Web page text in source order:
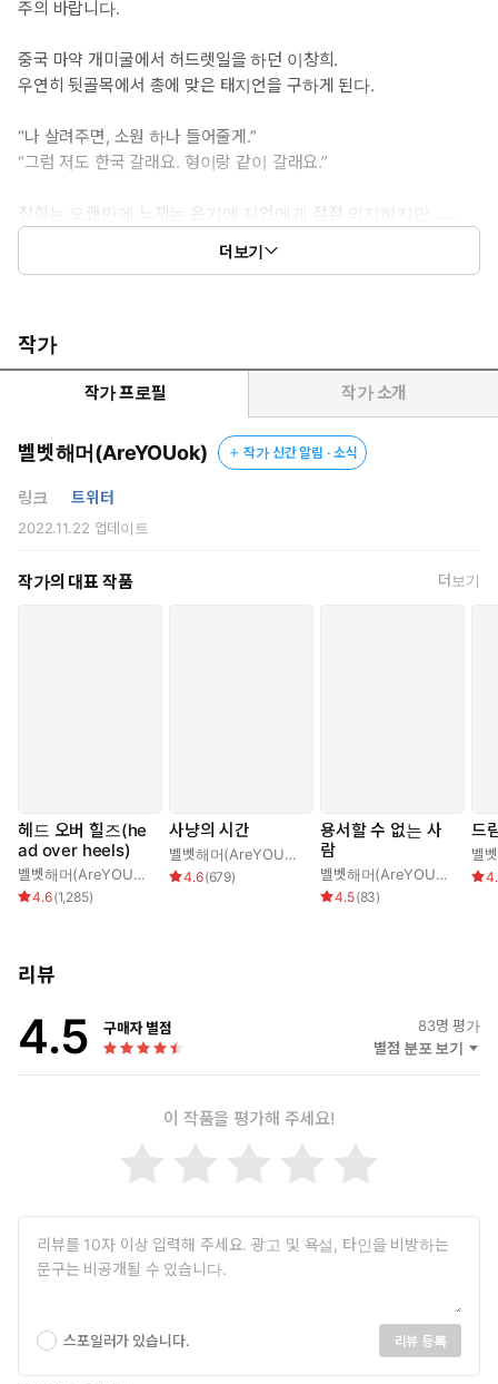
주의 바랍니다.
중국 마약 개미굴에서 허드렛일을 하던 이창희.
우연히 뒷골목에서 총에 맞은 태지언을 구하게 된다.
“나 살려주면, 소원 하나 들어줄게.”
“그럼 저도 한국 갈래요. 형이랑 같이 갈래요.”
창희는 오랜만에 느끼는 온기에 지언에게 점점 의지하지만…….
지언은 그런 창희를 버린 채 떠나고 만다.
*
10년 후, 지언이 다시 만난 창희는 많은 것이 달라져 있었다.
“나는 형이 내가 아니라 다른 사람 때문에 아픈 걸 그냥 두고 볼 수
없어요.”
지언을 납치하고 감금한 창희는 그때처럼 그를 정성껏 보살피는
“그러니 어서 나으세요.”
“잊은 거 같은데. 형 지금 감금된 상태고, 난 지금 기분이 좋지 않
아요.”
더보기
작가
작가 프로필 작가 소개
벨벳해머(AreYOUok) 작가 신간 알림 · 소식
링크 트위터
2022.11.22 업데이트
작가의 대표 작품 더보기
헤드 오버 힐즈(he
ad over heels)
벨벳해머(AreYOUok)
4.6(1,285)
사냥의 시간
벨벳해머(AreYOUok)
4.6(679)
용서할 수 없는 사
람
벨벳해머(AreYOUok)
4.5(83)
드
리뷰
4.5 구매자 별점 83명 평가
별점 분포 보기
이 작품을 평가해 주세요!
스포일러가 있습니다. 리뷰 등록